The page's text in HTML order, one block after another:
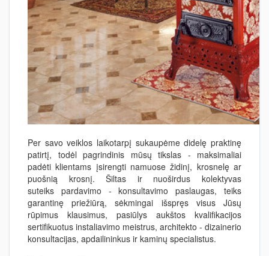
Per savo veiklos laikotarpį sukaupėme didelę praktinę
patirtį, todėl pagrindinis mūsų tikslas - maksimaliai
padėti klientams įsirengti namuose židinį, krosnelę ar
puošnią krosnį. Šiltas ir nuoširdus kolektyvas
suteiks pardavimo - konsultavimo paslaugas, teiks
garantinę priežiūrą, sėkmingai išspręs visus Jūsų
rūpimus klausimus, pasiūlys aukštos kvalifikacijos
sertifikuotus instaliavimo meistrus, architekto - dizainerio
konsultacijas, apdailininkus ir kaminų specialistus.